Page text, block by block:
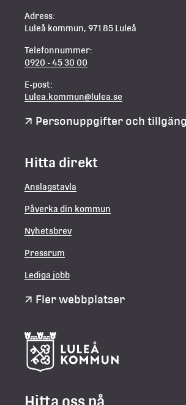
Adress:
Luleå kommun, 971 85 Luleå
Telefonnummer:
0920 - 45 30 00
E-post:
Lulea.kommun@lulea.se
Personuppgifter och
Hitta direkt
Anslagstavla
Påverka din kommun
Nyhetsbrev
Pressrum
Lediga jobb
Fler webbplatser